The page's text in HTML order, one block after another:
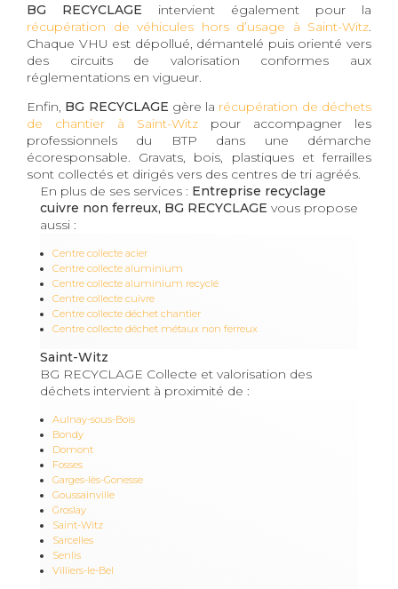
BG RECYCLAGE intervient également pour la
récupération de véhicules hors d’usage à Saint-Witz.
Chaque VHU est dépollué, démantelé puis orienté vers
des circuits de valorisation conformes aux
réglementations en vigueur.
Enfin, BG RECYCLAGE gère la récupération de déchets
de chantier à Saint-Witz pour accompagner les
professionnels du BTP dans une démarche
écoresponsable. Gravats, bois, plastiques et ferrailles
sont collectés et dirigés vers des centres de tri agréés.
En plus de ses services : Entreprise recyclage
cuivre non ferreux, BG RECYCLAGE vous propose
aussi :
Centre collecte acier
Centre collecte aluminium
Centre collecte aluminium recyclé
Centre collecte cuivre
Centre collecte déchet chantier
Centre collecte déchet métaux non ferreux
Saint-Witz
BG RECYCLAGE Collecte et valorisation des
déchets intervient à proximité de :
Aulnay-sous-Bois
Bondy
Domont
Fosses
Garges-lès-Gonesse
Goussainville
Groslay
Saint-Witz
Sarcelles
Senlis
Villiers-le-Bel